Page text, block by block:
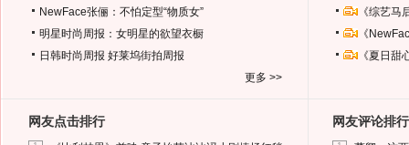
NewFace张俪：不怕定型“物质女”
明星时尚周报：女明星的欲望衣橱
日韩时尚周报 好莱坞街拍周报
更多 >>
《综艺
《
《夏日
网友点击排行 网友评论排行